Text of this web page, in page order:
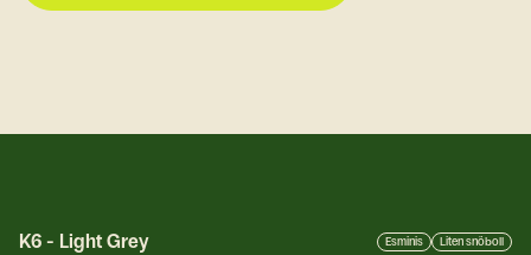
K6 - Light Grey Esminis Liten snöboll